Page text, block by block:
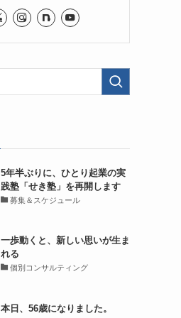
5年半ぶりに、ひとり起業の実
践塾「せき塾」を再開します
募集＆スケジュール
一歩動くと、新しい思いが生ま
れる
個別コンサルティング
本日、56歳になりました。